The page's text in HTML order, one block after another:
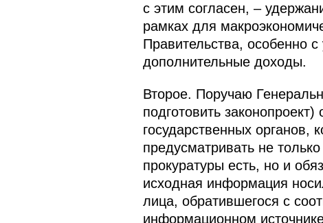
с этим согласен, –
рамках для
Правительства, особенно
дополнительные доходы.
Второе. Поручаю
подготовить
государственных органов,
предусматривать не
прокуратуры есть, но и
исходная информация
лица, обратившегося с
информационном